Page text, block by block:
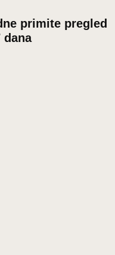
primite pregled
dana